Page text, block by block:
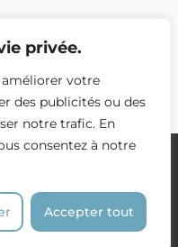
privée.
améliorer votre
des publicités ou des
notre trafic. En
consentez à notre
Accepter tout
J6E 0M1
droits réservés.
| Plan du site